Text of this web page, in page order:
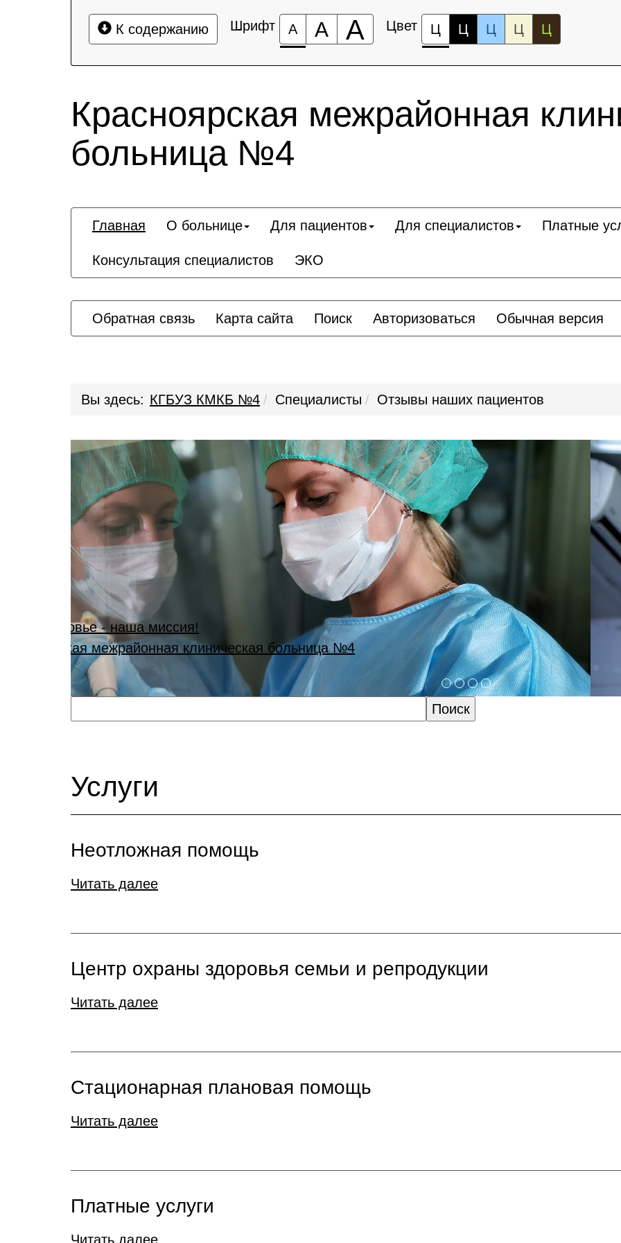
К содержанию Шрифт А А А Цвет Ц Ц Ц Ц Ц
Красноярская межрайонная
больница №4
Главная О больнице Для пациентов Для специалистов Платные
Консультация специалистов ЭКО
Обратная связь Карта сайта Поиск Авторизоваться Обычная версия
Вы здесь: КГБУЗ КМКБ №4 Специалисты Отзывы наших пациентов
Ваше здоровье - наша миссия!
Красноярская межрайонная клиническая больница
Услуги
Неотложная помощь
Читать далее
Центр охраны здоровья семьи и репродукции
Читать далее
Стационарная плановая помощь
Читать далее
Платные услуги
Читать далее